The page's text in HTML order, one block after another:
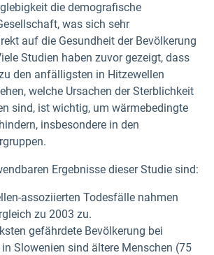
die demografische
was sich sehr
auf die Gesundheit der Bevölkerung
Studien haben zuvor gezeigt, dass
den anfälligsten in Hitzewellen
welche Ursachen der Sterblichkeit
sind, ist wichtig, um wärmebedingte
insbesondere in den
Ergebnisse dieser Studie sind:
assoziierten Todesfälle nahmen
zu 2003 zu.
gefährdete Bevölkerung bei
Slowenien sind ältere Menschen (75